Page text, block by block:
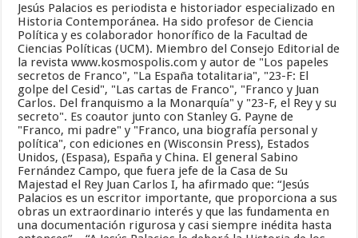
Jesús Palacios es periodista e historiador especializado en
Historia Contemporánea. Ha sido profesor de Ciencia
Política y es colaborador honorífico de la Facultad de
Ciencias Políticas (UCM). Miembro del Consejo Editorial de
la revista www.kosmospolis.com y autor de "Los papeles
secretos de Franco", "La España totalitaria", "23-F: El
golpe del Cesid", "Las cartas de Franco", "Franco y Juan
Carlos. Del franquismo a la Monarquía" y "23-F, el Rey y su
secreto". Es coautor junto con Stanley G. Payne de
"Franco, mi padre" y "Franco, una biografía personal y
política", con ediciones en (Wisconsin Press), Estados
Unidos, (Espasa), España y China. El general Sabino
Fernández Campo, que fuera jefe de la Casa de Su
Majestad el Rey Juan Carlos I, ha afirmado que: “Jesús
Palacios es un escritor importante, que proporciona a sus
obras un extraordinario interés y que las fundamenta en
una documentación rigurosa y casi siempre inédita hasta